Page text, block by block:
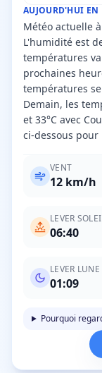
AUJOURD'HUI EN
Météo actuelle
L'humidité est
températures
prochaines
températures
Demain, les
et 33°C avec
ci-dessous pour
VENT
12 km/h
LEVER
06:40
LEVER LUNE
01:09
Pourquoi